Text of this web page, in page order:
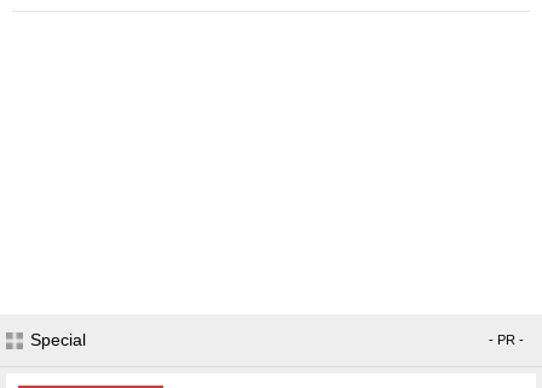
Special - PR -